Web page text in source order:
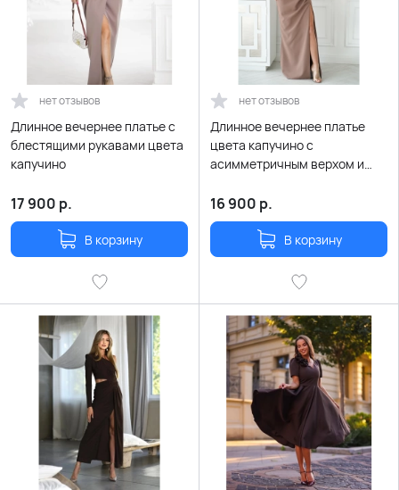
нет отзывов
Длинное вечернее платье с
блестящими рукавами цвета
капучино
17 900 р.
В корзину
нет отзывов
Длинное вечернее платье
цвета капучино с
асимметричным верхом и
16 900 р.
В корзину